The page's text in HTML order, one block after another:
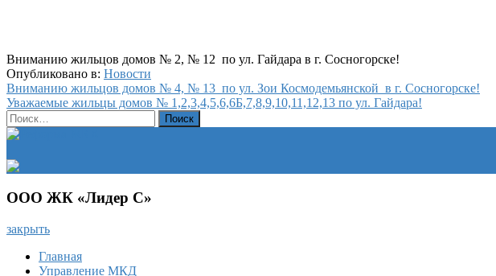
Вниманию жильцов домов № 2, № 12 по ул. Гайдара в г. Сосногорске!
Опубликовано в: Новости
Навигация
по
записям
Вниманию жильцов домов № 4, № 13 по ул. Зои Космодемьянской в г. Сосногорске!
Уважаемые жильцы домов № 1,2,3,4,5,6,6Б,7,8,9,10,11,12,13 по ул. Гайдара!
Найти:
ООО ЖК «Лидер С»
закрыть
Главная
Управление МКД